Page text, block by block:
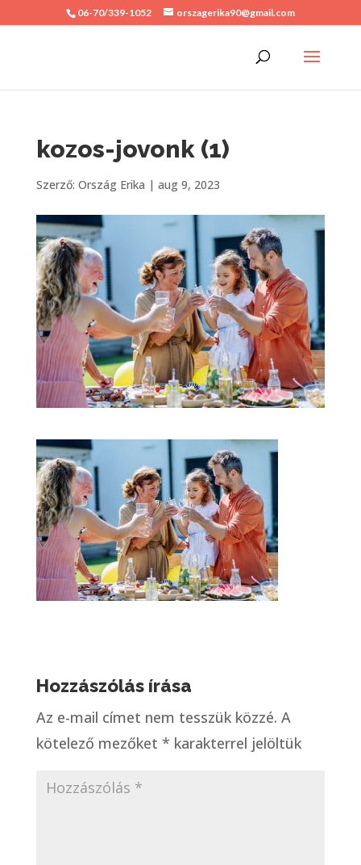
06-70/339-1052 orszagerika90@gmail.com
kozos-jovonk (1)
Szerző: Ország Erika | aug 9, 2023
Hozzászólás írása
Az e-mail címet nem tesszük közzé. A
kötelező mezőket * karakterrel jelöltük